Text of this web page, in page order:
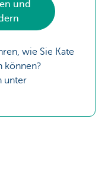
und
wie Sie Kate
können?
unter